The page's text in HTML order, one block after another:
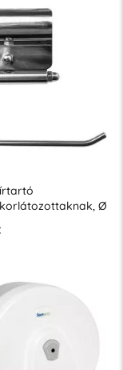
Ø
rozsdamentes